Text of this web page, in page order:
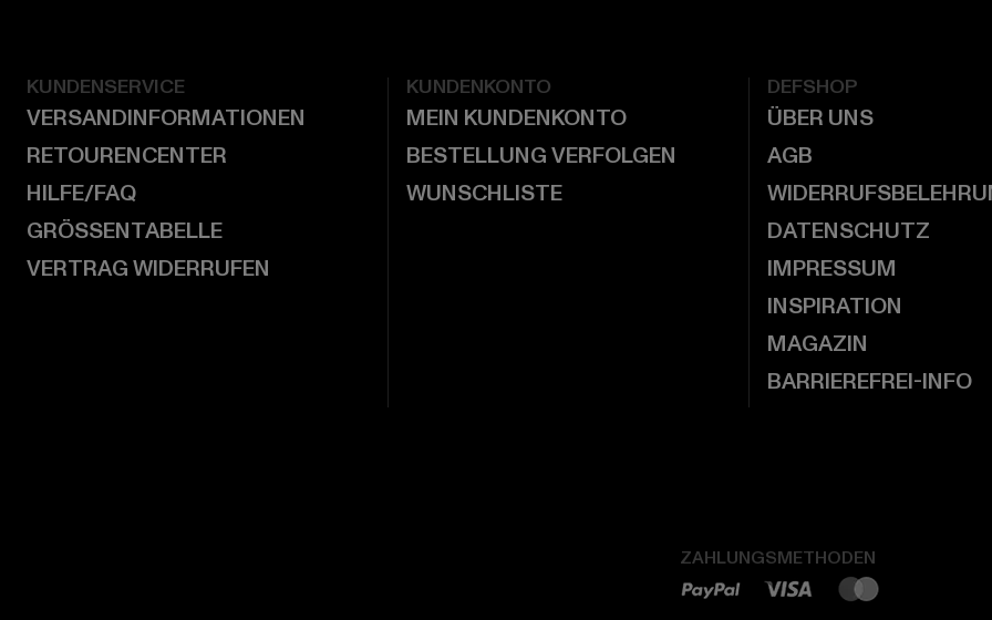
KUNDENSERVICE
VERSANDINFORMATIONEN
RETOURENCENTER
HILFE/FAQ
GRÖSSENTABELLE
VERTRAG WIDERRUFEN
KUNDENKONTO
MEIN KUNDENKONTO
BESTELLUNG VERFOLGEN
WUNSCHLISTE
DEFSHOP
ÜBER UNS
AGB
DATENSCHUTZ
IMPRESSUM
INSPIRATION
MAGAZIN
BARRIEREFREI-INFO
ZAHLUNGSMETHODEN